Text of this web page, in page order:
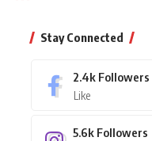
Stay Connected
2.4k Followers
Like
5.6k Followers